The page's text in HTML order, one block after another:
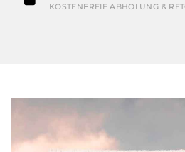
KOSTENFREIE ABHOLUNG &